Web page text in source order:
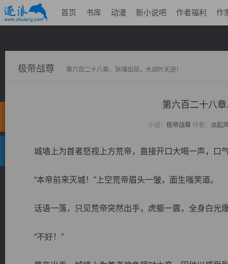
首页 书库 动漫 新小说吧 作者福利 作
极帝战尊 第六百二十八章、狄魂出现，大战叶天逊！
第六百二十八
小说： 极帝战尊作者： 淡起
城墙上为首者怒视上方荒帝，直接开口大喝一声，口
“本帝前来灭城！”上空荒帝眉头一皱，面生嗤笑道。
话语一落，只见荒帝突然出手，虎躯一震，全身白光
“不好！”